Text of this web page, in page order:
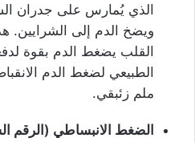
الذي يُمارس على جدران
ويضخ الدم إلى الشرايين.
القلب يضغط الدم بقوة
ملم زئبقي.
الضغط الانبساطي (الرقم